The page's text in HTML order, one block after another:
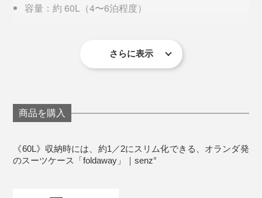
『senz°』なら、旅の途中も旅の後も、美しくスムーズ
容量：約 60L（4〜6泊程度）
仕様：YKKタフジップ、折りたたみ式（特許取得済
拡張構造）、撥水、内装ファスナーポケット、外装
生産国：中国
保証：１年間
※差し込み式のキーは付属しておりません。
さらに表示
商品を購入
《60L》収納時には、約1／2にスリム化できる、オランダ発
のスーツケース「foldaway」｜senz°